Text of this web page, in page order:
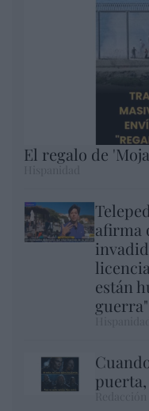
El regalo de
afirma
están
guerra"